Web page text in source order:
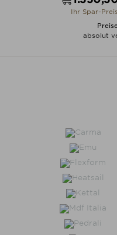
Preis
Ihr Spar-Preis
absolut